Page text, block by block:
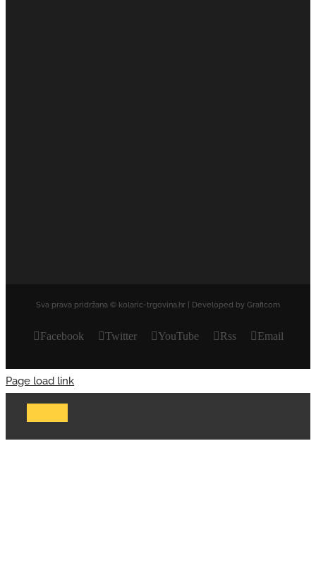
Sva prava pridržana © kolaric-trgovina.hr | Developed by Graficom
Facebook Twitter YouTube Rss Email
Page load link